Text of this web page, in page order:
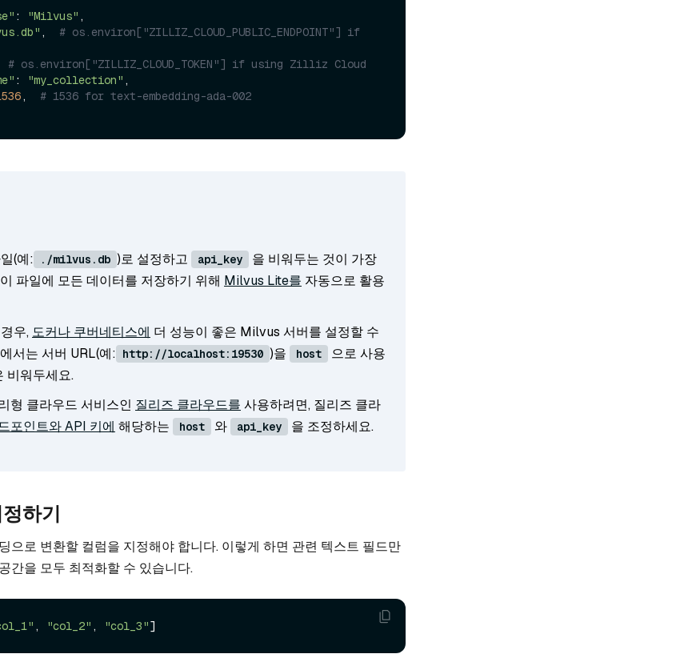
: "Milvus" ,
, # os.environ["ZILLIZ_CLOUD_PUBLIC_ENDPOINT"] if
# os.environ["ZILLIZ_CLOUD_TOKEN"] if using Zilliz Cloud
: "my_collection" ,
, # 1536 for text-embedding-ada-002
(예: ./milvus.db )로 설정하고 api_key
을 비워두는 것이 가장
파일에 모든 데이터를 저장하기 위해 Milvus Lite를 자동으로 활용
우, 도커나 쿠버네티스에 더 성능이 좋은 Milvus 서버를 설정할 수
서는 서버 URL(예: http://localhost:19530 )을 host
으로 사용
비워두세요.
형 클라우드 서비스인 질리즈 클라우드를 사용하려면, 질리즈 클라
포인트와 API 키에 해당하는 host 와 api_key 을 조정하세요.
하기
으로 변환할 컬럼을 지정해야 합니다. 이렇게 하면 관련 텍스트 필드만
간을 모두 최적화할 수 있습니다.
, "col_2" , "col_3"